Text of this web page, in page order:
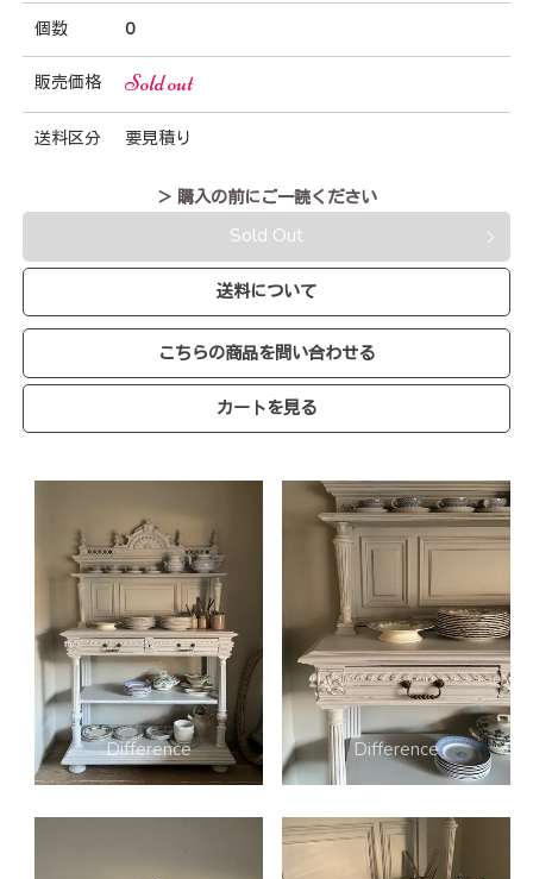
個数 0
販売価格 Sold out
送料区分 要見積り
＞ 購入の前にご一読ください
Sold Out
送料について
こちらの商品を問い合わせる
カートを見る